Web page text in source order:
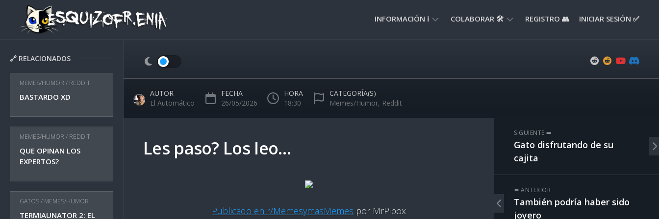
content
INFORMACIÓN ℹ️
NORMAS
USO
🚸
COLABORAR 🛠️ REGISTRO 👥 INICIAR SESIÓN ✅
🔗 RELACIONADOS
MEMES/HUMOR / REDDIT
BASTARDO XD
MEMES/HUMOR / REDDIT
QUE OPINAN LOS
EXPERTOS?
GATOS/ MEMES/HUMOR
TERMIAUNATOR 2: EL
AUTOR
El Automático
FECHA
26/05/2026
HORA
18:30
CATEGORÍA(S)
Memes/Humor, Reddit
Les paso? Los leo…
Publicado en r/MemesymasMemes por MrPipox
SIGUIENTE ➡️
Gato disfrutando de su
cajita
⬅️ ANTERIOR
También podría haber sido
joyero